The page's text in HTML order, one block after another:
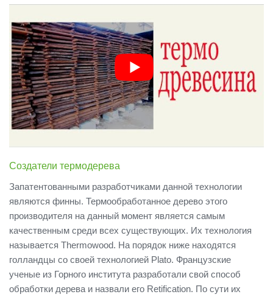
Создатели термодерева
Запатентованными разработчиками данной технологии
являются финны. Термообработанное дерево этого
производителя на данный момент является самым
качественным среди всех существующих. Их технология
называется Thermowood. На порядок ниже находятся
голландцы со своей технологией Plato. Французские
ученые из Горного института разработали свой способ
обработки дерева и назвали его Retification. По сути их